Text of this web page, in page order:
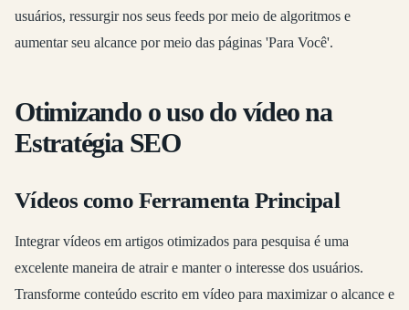
usuários, ressurgir nos seus feeds por meio de algoritmos e
aumentar seu alcance por meio das páginas 'Para Você'.
Otimizando o uso do vídeo na
Estratégia SEO
Vídeos como Ferramenta Principal
Integrar vídeos em artigos otimizados para pesquisa é uma
excelente maneira de atrair e manter o interesse dos usuários.
Transforme conteúdo escrito em vídeo para maximizar o alcance e